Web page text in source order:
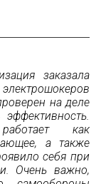
заказала
на деле
как
а также
себя при
Очень важно,